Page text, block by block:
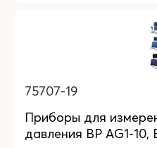
75707-19
Приборы для
давления ВР AG1-10,